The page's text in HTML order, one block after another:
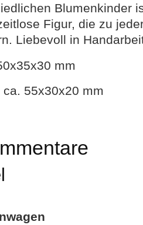
Blumenkinder
Figur, die zu
Liebevoll in
mm
55x30x20 mm